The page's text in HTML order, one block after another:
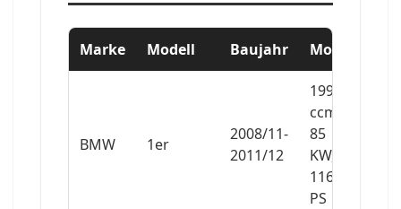
Marke Modell Baujahr Motor
BMW 1er
2008/11-
2011/12
1995
ccm,
85
KW,
116
PS